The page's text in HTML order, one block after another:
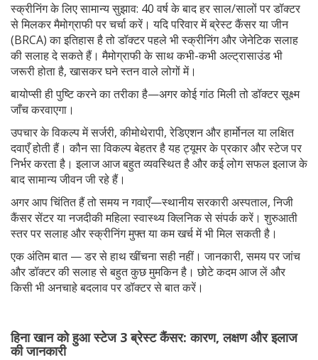
स्क्रीनिंग के लिए सामान्य सुझाव: 40 वर्ष के बाद हर साल/सालों पर डॉक्टर
से मिलकर मैमोग्राफी पर चर्चा करें। यदि परिवार में ब्रेस्ट कैंसर या जीन
(BRCA) का इतिहास है तो डॉक्टर पहले भी स्क्रीनिंग और जेनेटिक सलाह
की सलाह दे सकते हैं। मैमोग्राफी के साथ कभी-कभी अल्ट्रासाउंड भी
जरूरी होता है, खासकर घने स्तन वाले लोगों में।
बायोप्सी ही पुष्टि करने का तरीका है—अगर कोई गांठ मिली तो डॉक्टर सूक्ष्म
जाँच करवाएगा।
उपचार के विकल्प में सर्जरी, कीमोथेरापी, रेडिएशन और हार्मोनल या लक्षित
दवाएँ होती हैं। कौन सा विकल्प बेहतर है यह ट्यूमर के प्रकार और स्टेज पर
निर्भर करता है। इलाज आज बहुत व्यवस्थित है और कई लोग सफल इलाज के
बाद सामान्य जीवन जी रहे हैं।
अगर आप चिंतित हैं तो समय न गवाएँ—स्थानीय सरकारी अस्पताल, निजी
कैंसर सेंटर या नजदीकी महिला स्वास्थ्य क्लिनिक से संपर्क करें। शुरुआती
स्तर पर सलाह और स्क्रीनिंग मुफ्त या कम खर्च में भी मिल सकती है।
एक अंतिम बात — डर से हाथ खींचना सही नहीं। जानकारी, समय पर जांच
और डॉक्टर की सलाह से बहुत कुछ मुमकिन है। छोटे कदम आज लें और
किसी भी अनचाहे बदलाव पर डॉक्टर से बात करें।
हिना खान को हुआ स्टेज 3 ब्रेस्ट कैंसर: कारण, लक्षण और इलाज
की जानकारी